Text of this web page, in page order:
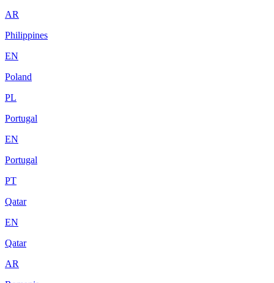
AR
Philippines
EN
Poland
PL
Portugal
EN
Portugal
PT
Qatar
EN
Qatar
AR